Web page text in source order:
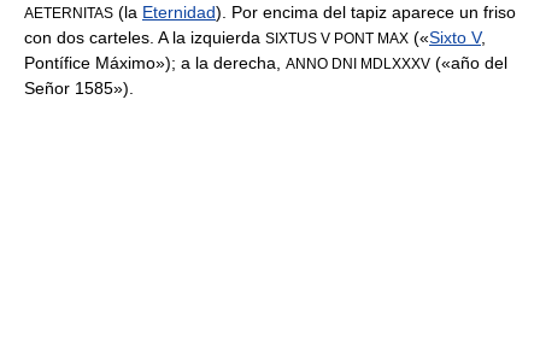
AETERNITAS (la Eternidad). Por encima del tapiz aparece un friso
con dos carteles. A la izquierda SIXTUS V PONT MAX («Sixto V,
Pontífice Máximo»); a la derecha,
ANNO DNI MDLXXXV («año del
Señor 1585»).